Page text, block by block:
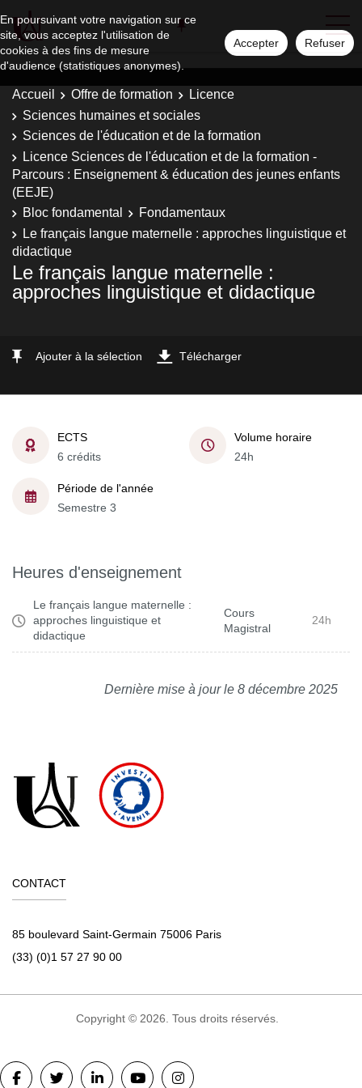
En poursuivant votre navigation sur ce
site, vous acceptez l'utilisation de
cookies à des fins de mesure
d'audience (statistiques anonymes).
Accepter Refuser
Accueil Offre de formation
Licence
Sciences humaines et sociales
Sciences de l'éducation et de la formation
Licence Sciences de l'éducation et de la formation -
Parcours : Enseignement & éducation des jeunes enfants
(EEJE)
Bloc fondamental
Fondamentaux
Le français langue maternelle : approches linguistique et
didactique
Le français langue maternelle :
approches linguistique et didactique
Ajouter à la sélection Télécharger
ECTS
6 crédits
Volume horaire
24h
Période de l'année
Semestre 3
Heures d'enseignement
Le français langue maternelle :
approches linguistique et
didactique
Cours
Magistral
24h
Dernière mise à jour le 8 décembre 2025
CONTACT
85 boulevard Saint-Germain 75006 Paris
(33) (0)1 57 27 90 00
Copyright © 2026. Tous droits réservés.